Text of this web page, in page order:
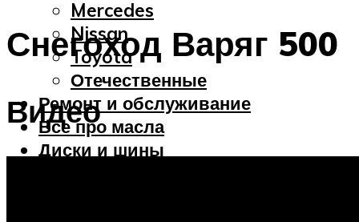
Mercedes
Nissan
Toyota
Отечественные
Ремонт и обслуживание
Все про масла
Диски и шины
Снегоход Варяг 500
Видео